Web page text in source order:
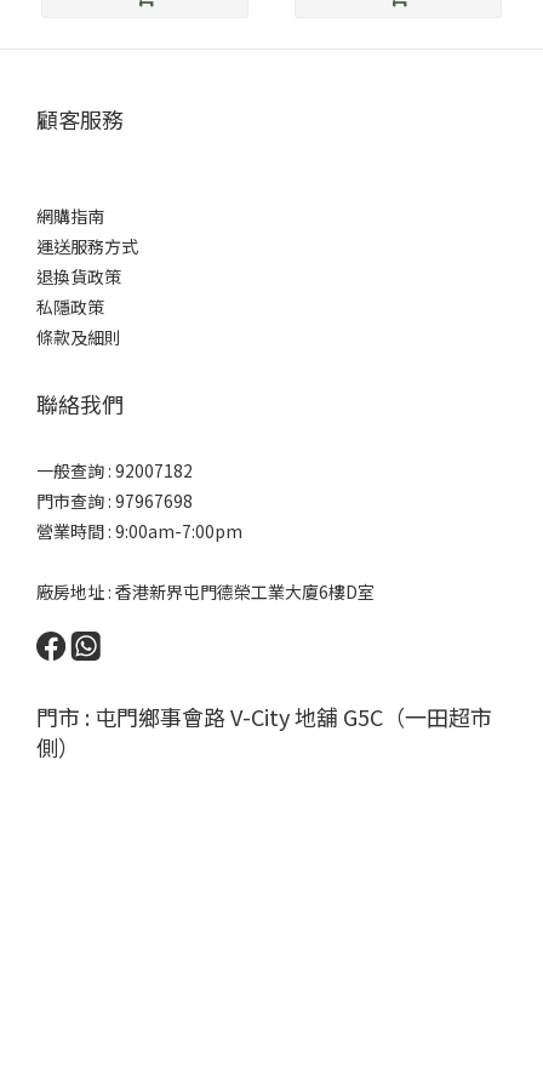
顧客服務
網購指南
運送服務方式
退換貨政策
私隱政策
條款及細則
聯絡我們
一般查詢 : 92007182
門市查詢 : 97967698
營業時間 : 9:00am-7:00pm
廠房地址 : 香港新界屯門德榮工業大廈6樓D室
門市 : 屯門鄉事會路 V-City 地舖 G5C（一田超市
側）